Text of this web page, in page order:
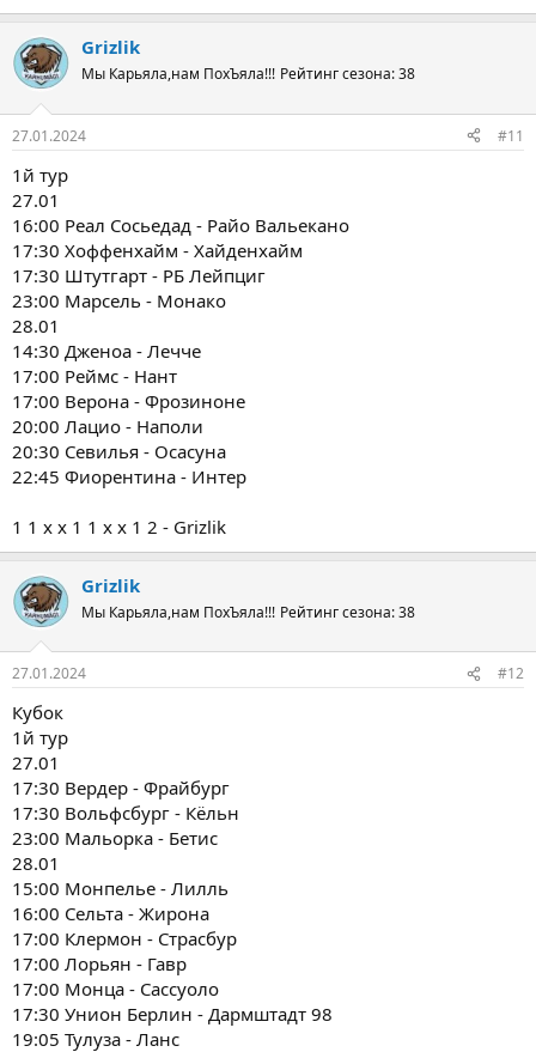
Grizlik
Мы Карьяла,нам ПохЪяла!!! Рейтинг сезона: 38
27.01.2024 #11
1й тур
27.01
16:00 Реал Сосьедад - Райо Вальекано
17:30 Хоффенхайм - Хайденхайм
17:30 Штутгарт - РБ Лейпциг
23:00 Марсель - Монако
28.01
14:30 Дженоа - Лечче
17:00 Реймс - Нант
17:00 Верона - Фрозиноне
20:00 Лацио - Наполи
20:30 Севилья - Осасуна
22:45 Фиорентина - Интер
1 1 х х 1 1 x х 1 2 - Grizlik
Grizlik
Мы Карьяла,нам ПохЪяла!!! Рейтинг сезона: 38
27.01.2024 #12
Кубок
1й тур
27.01
17:30 Вердер - Фрайбург
17:30 Вольфсбург - Кёльн
23:00 Мальорка - Бетис
28.01
15:00 Монпелье - Лилль
16:00 Сельта - Жирона
17:00 Клермон - Страсбур
17:00 Лорьян - Гавр
17:00 Монца - Сассуоло
17:30 Унион Берлин - Дармштадт 98
19:05 Тулуза - Ланс